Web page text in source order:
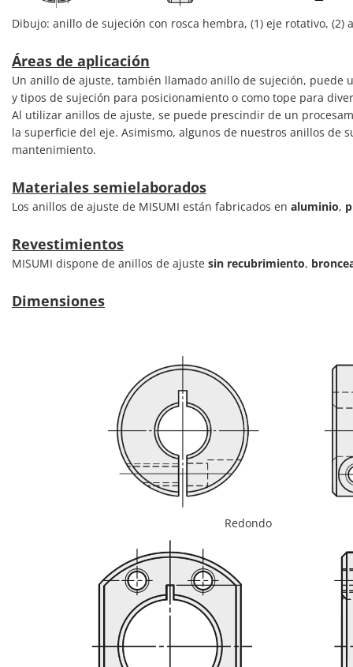
Dibujo: anillo de sujeción con rosca hembra, (1) eje rotativo,
Áreas de aplicación
Un anillo de ajuste, también llamado anillo de sujeción, puede
y tipos de sujeción para posicionamiento o como tope para
Al utilizar anillos de ajuste, se puede prescindir de un
la superficie del eje. Asimismo, algunos de nuestros anillos
mantenimiento.
Materiales semielaborados
Los anillos de ajuste de MISUMI están fabricados en aluminio,
Revestimientos
MISUMI dispone de anillos de ajuste sin recubrimiento,
Dimensiones
Redondo